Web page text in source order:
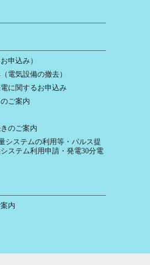
申込み）
電気設備の撤去）
に関するお申込み
ご案内
のご案内
システムの利用等・パルス提
ステム利用申請・発電30分電
内